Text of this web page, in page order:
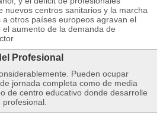
nuevos centros sanitarios y la marcha
otros países europeos agravan el
aumento de la demanda de
Profesional
Pueden ocupar
jornada completa como de media
de centro educativo donde desarrolle